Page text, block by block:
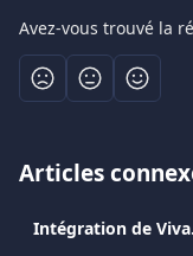
Avez-vous trouvé la
Articles